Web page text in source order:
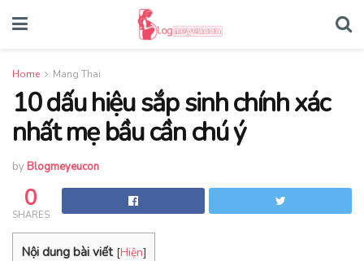
Home Mang Thai
10 dấu hiệu sắp sinh chính xác
nhất mẹ bầu cần chú ý
by Blogmeyeucon
0
SHARES
Nội dung bài viết [Hiện]